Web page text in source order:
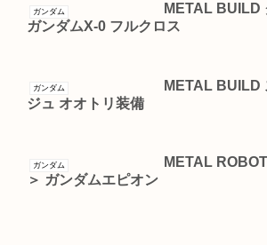
ガンダム
METAL BUILD
ガンダムX-0 フルクロス
ガンダム
METAL BUILD
ジュ オオトリ装備
ガンダム
METAL
＞ ガンダムエピオン